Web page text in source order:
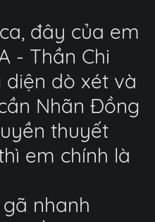
đây của em
- Thần Chi
diện dò xét và
Nhãn Đồng
thuyết
em chính là
nhanh